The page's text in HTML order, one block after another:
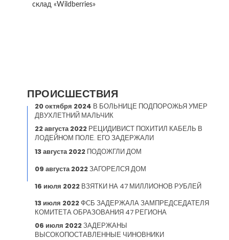
склад «Wildberries»
ПРОИСШЕСТВИЯ
20 октября 2024 В БОЛЬНИЦЕ ПОДПОРОЖЬЯ УМЕР
ДВУХЛЕТНИЙ МАЛЬЧИК
22 августа 2022 РЕЦИДИВИСТ ПОХИТИЛ КАБЕЛЬ В
ЛОДЕЙНОМ ПОЛЕ. ЕГО ЗАДЕРЖАЛИ
13 августа 2022 ПОДОЖГЛИ ДОМ
09 августа 2022ЗАГОРЕЛСЯ ДОМ
16 июля 2022 ВЗЯТКИ НА 47 МИЛЛИОНОВ РУБЛЕЙ
13 июля 2022ФСБ ЗАДЕРЖАЛА ЗАМПРЕДСЕДАТЕЛЯ
КОМИТЕТА ОБРАЗОВАНИЯ 47 РЕГИОНА
06 июля 2022ЗАДЕРЖАНЫ
ВЫСОКОПОСТАВЛЕННЫЕ ЧИНОВНИКИ